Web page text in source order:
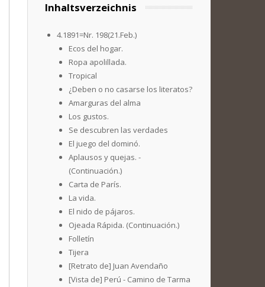
Inhaltsverzeichnis
4.1891=Nr. 198(21.Feb.)
Ecos del hogar.
Ropa apolillada.
Tropical
¿Deben o no casarse los literatos?
Amarguras del alma
Los gustos.
Se descubren las verdades
El juego del dominó.
Aplausos y quejas. -
(Continuación.)
Carta de París.
La vida.
El nido de pájaros.
Ojeada Rápida. (Continuación.)
Folletín
Tijera
[Retrato de] Juan Avendaño
[Vista de] Perú - Camino de Tarma